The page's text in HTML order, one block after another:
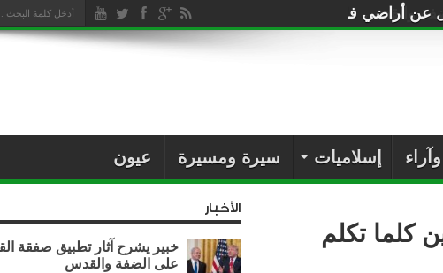
عن أراضي فلسطين للصهاينة
إسلاميات سيرة ومسيرة عيون
كلما تكلم
الأخبار
خبير يشرح آثار تطبيق صفقة
على الضفة والقدس